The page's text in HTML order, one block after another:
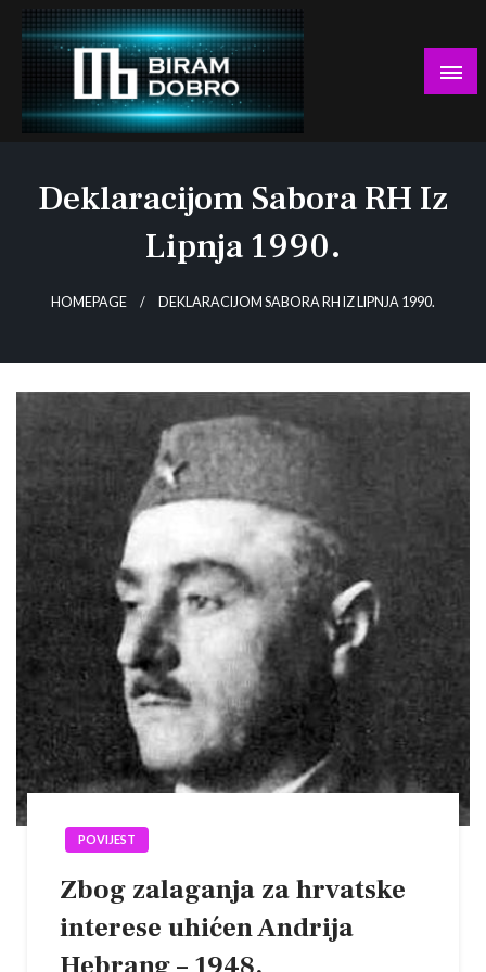
Skip
content
Deklaracijom Sabora RH Iz
Lipnja 1990.
HOMEPAGE DEKLARACIJOM SABORA RH IZ LIPNJA 1990.
POVIJEST
Zbog zalaganja za hrvatske
interese uhićen Andrija